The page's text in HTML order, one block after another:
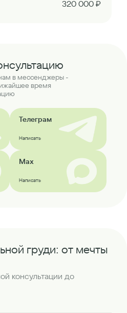
320 000 ₽
в мессенджеры -
время
Телеграм
Написать
Max
Написать
груди: от мечты
консультации до